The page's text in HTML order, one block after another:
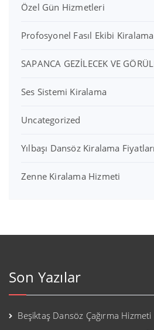
Özel Gün Hizmetleri
Profosyonel Fasıl Ekibi Kiralama
SAPANCA GEZİLECEK VE
Ses Sistemi Kiralama
Uncategorized
Yılbaşı Dansöz Kiralama Fiyatları
Zenne Kiralama Hizmeti
Son Yazılar
Beşiktaş Dansöz Çağırma Hizmeti